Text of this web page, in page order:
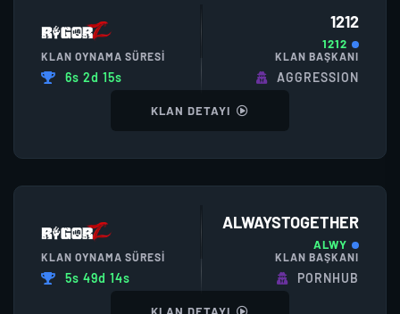
1212
1212
KLAN OYNAMA SÜRESI
6s 2d 15s
KLAN BAŞKANI
AGGRESSION
KLAN DETAYI
ALWAYSTOGETHER
ALWY
KLAN OYNAMA SÜRESI
5s 49d 14s
KLAN BAŞKANI
PORNHUB